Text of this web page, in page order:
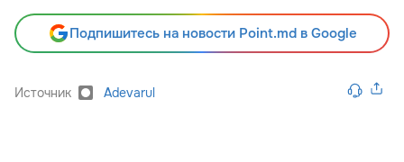
Подпишитесь на новости Point.md в Google
Источник Adevarul